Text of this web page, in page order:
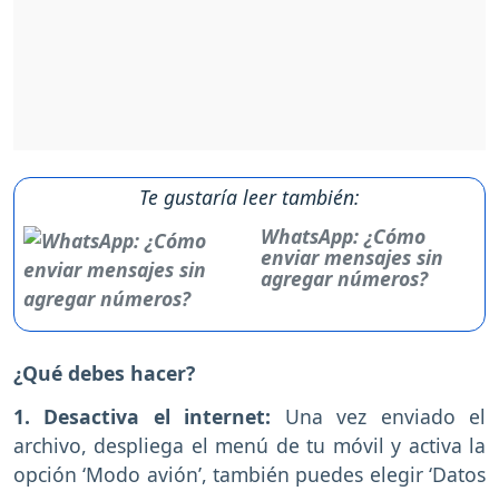
Te gustaría leer también:
WhatsApp: ¿Cómo
enviar mensajes sin
agregar números?
¿Qué debes hacer?
1. Desactiva el internet: Una vez enviado el
archivo, despliega el menú de tu móvil y activa la
opción ‘Modo avión’, también puedes elegir ‘Datos